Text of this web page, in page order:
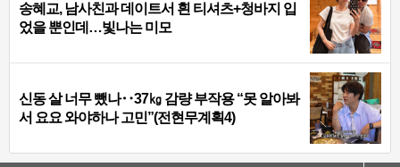
송혜교, 남사친과 데이트서 흰 티셔츠+청바지 입
었을 뿐인데…빛나는 미모
신동 살 너무 뺐나‥37㎏ 감량 부작용 “못 알아봐
서 요요 와야하나 고민”(전현무계획4)